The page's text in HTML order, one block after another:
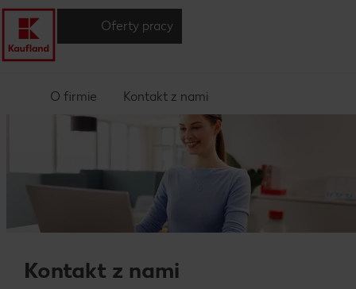
Oferty pracy
O firmie Kontakt z nami
Kontakt z nami